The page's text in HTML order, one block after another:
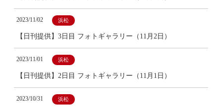
2023/11/02 浜松
【日刊提供】3日目 フォトギャラリー（11月2日）
2023/11/01 浜松
【日刊提供】2日目 フォトギャラリー（11月1日）
2023/10/31 浜松